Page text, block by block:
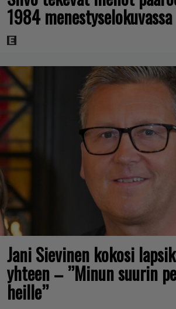
1984 menestyselokuvassa
Jani Sievinen kokosi
yhteen – ”Minun suurin
heille”